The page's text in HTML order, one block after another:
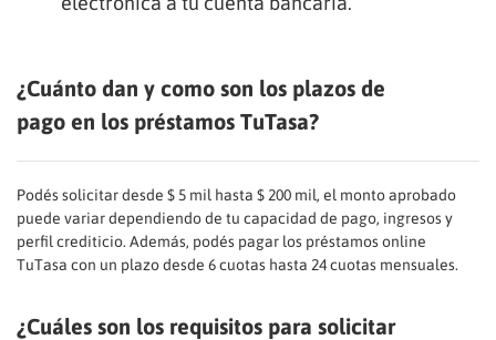
¿Cuánto dan y como son los plazos de
pago en los préstamos TuTasa?
Podés solicitar desde $ 5 mil hasta $ 200 mil, el monto aprobado
puede variar dependiendo de tu capacidad de pago, ingresos y
perfil crediticio. Además, podés pagar los préstamos online
TuTasa con un plazo desde 6 cuotas hasta 24 cuotas mensuales.
¿Cuáles son los requisitos para solicitar